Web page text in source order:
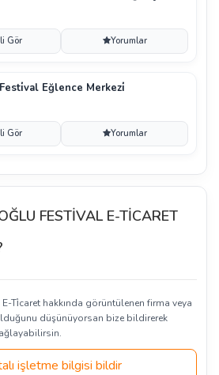
Gör Yorumlar
Eğlence Merkezi̇
Gör Yorumlar
FESTİVAL E-TİCARET
Ti̇caret hakkında görüntülenen firma veya
düşünüyorsan bize bildirerek
işletme bilgisi bildir